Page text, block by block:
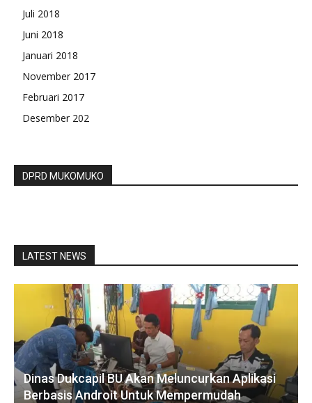
Juli 2018
Juni 2018
Januari 2018
November 2017
Februari 2017
Desember 202
DPRD MUKOMUKO
LATEST NEWS
Dinas Dukcapil BU Akan Meluncurkan Aplikasi
Berbasis Androit Untuk Mempermudah